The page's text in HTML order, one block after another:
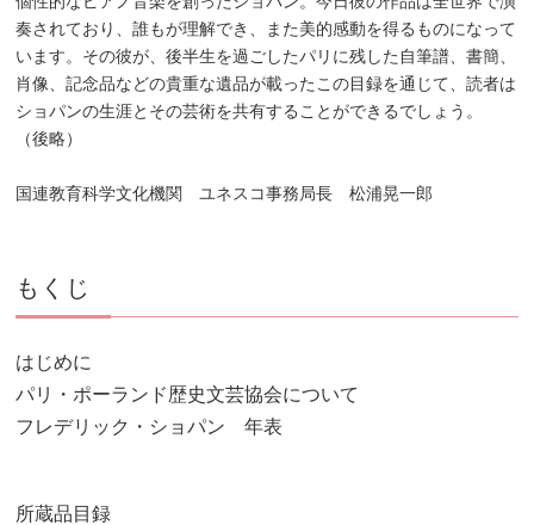
奏されており、誰もが理解でき、また美的感動を得るものになって
います。その彼が、後半生を過ごしたパリに残した自筆譜、書簡、
肖像、記念品などの貴重な遺品が載ったこの目録を通じて、読者は
ショパンの生涯とその芸術を共有することができるでしょう。
（後略）
国連教育科学文化機関 ユネスコ事務局長 松浦晃一郎
もくじ
はじめに
パリ・ポーランド歴史文芸協会について
フレデリック・ショパン 年表
所蔵品目録